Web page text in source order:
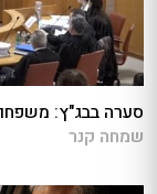
סערה בבג"ץ:
שמחה קנר